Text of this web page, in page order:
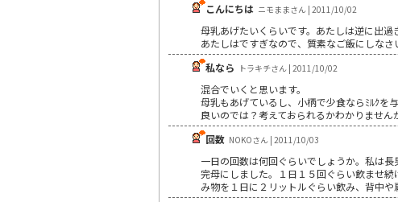
こんにちは ニモままさん | 2011/10/02
母乳あげたいくらいです。あたしは逆に出過
あたしはですぎなので、質素なご飯にしな
私なら トラキチさん | 2011/10/02
混合でいくと思います。
母乳もあげているし、小柄で少食ならﾐﾙｸを
良いのでは？考えておられるかわかりません
回数 NOKOさん | 2011/10/03
一日の回数は何回ぐらいでしょうか。私は
完母にしました。１日１５回ぐらい飲ませ
み物を１日に２リットルぐらい飲み、背中